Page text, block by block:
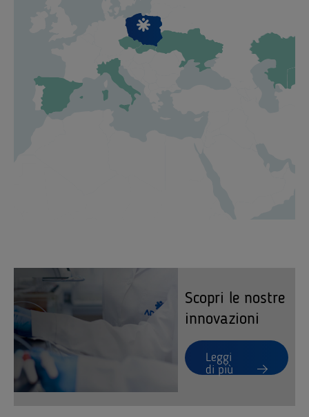
Scopri le nostre
innovazioni
Leggi
di più